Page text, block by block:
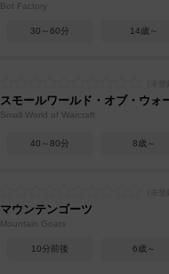
Bot Factory
30～60分 14歳～
スモールワールド・オブ・ウォ
Small World of Warcraft
40～80分 8歳～
マウンテンゴーツ
Mountain Goats
10分前後 6歳～